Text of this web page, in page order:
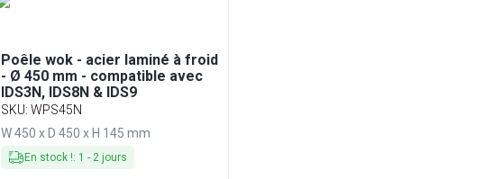
Poêle wok - acier laminé à froid
- Ø 450 mm - compatible avec
IDS3N, IDS8N & IDS9
SKU:WPS45N
W 450 x D 450 x H 145 mm
En stock !: 1 - 2 jours